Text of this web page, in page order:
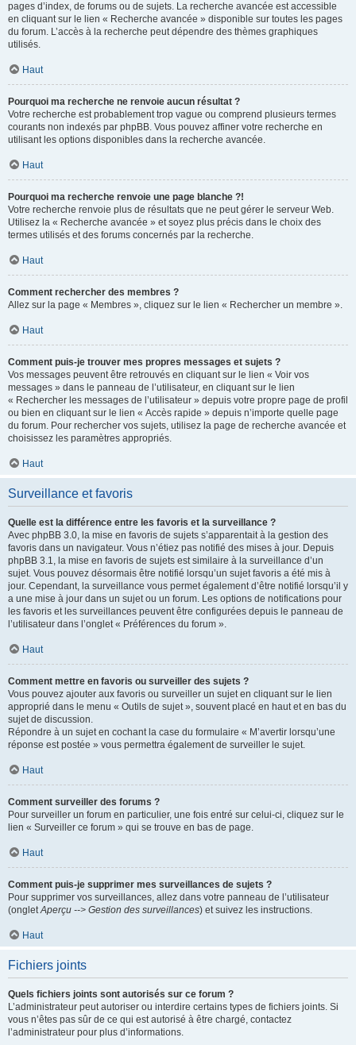
pages d’index, de forums ou de sujets. La recherche avancée est accessible
en cliquant sur le lien « Recherche avancée » disponible sur toutes les pages
du forum. L’accès à la recherche peut dépendre des thèmes graphiques
utilisés.
Haut
Pourquoi ma recherche ne renvoie aucun résultat ?
Votre recherche est probablement trop vague ou comprend plusieurs termes
courants non indexés par phpBB. Vous pouvez affiner votre recherche en
utilisant les options disponibles dans la recherche avancée.
Haut
Pourquoi ma recherche renvoie une page blanche ?!
Votre recherche renvoie plus de résultats que ne peut gérer le serveur Web.
Utilisez la « Recherche avancée » et soyez plus précis dans le choix des
termes utilisés et des forums concernés par la recherche.
Haut
Comment rechercher des membres ?
Allez sur la page « Membres », cliquez sur le lien « Rechercher un membre ».
Haut
Comment puis-je trouver mes propres messages et sujets ?
Vos messages peuvent être retrouvés en cliquant sur le lien « Voir vos
messages » dans le panneau de l’utilisateur, en cliquant sur le lien
« Rechercher les messages de l’utilisateur » depuis votre propre page de profil
ou bien en cliquant sur le lien « Accès rapide » depuis n’importe quelle page
du forum. Pour rechercher vos sujets, utilisez la page de recherche avancée et
choisissez les paramètres appropriés.
Haut
Surveillance et favoris
Quelle est la différence entre les favoris et la surveillance ?
Avec phpBB 3.0, la mise en favoris de sujets s’apparentait à la gestion des
favoris dans un navigateur. Vous n’étiez pas notifié des mises à jour. Depuis
phpBB 3.1, la mise en favoris de sujets est similaire à la surveillance d’un
sujet. Vous pouvez désormais être notifié lorsqu’un sujet favoris a été mis à
jour. Cependant, la surveillance vous permet également d’être notifié lorsqu’il y
a une mise à jour dans un sujet ou un forum. Les options de notifications pour
les favoris et les surveillances peuvent être configurées depuis le panneau de
l’utilisateur dans l’onglet « Préférences du forum ».
Haut
Comment mettre en favoris ou surveiller des sujets ?
Vous pouvez ajouter aux favoris ou surveiller un sujet en cliquant sur le lien
approprié dans le menu « Outils de sujet », souvent placé en haut et en bas du
sujet de discussion.
Répondre à un sujet en cochant la case du formulaire « M’avertir lorsqu’une
réponse est postée » vous permettra également de surveiller le sujet.
Haut
Comment surveiller des forums ?
Pour surveiller un forum en particulier, une fois entré sur celui-ci, cliquez sur le
lien « Surveiller ce forum » qui se trouve en bas de page.
Haut
Comment puis-je supprimer mes surveillances de sujets ?
Pour supprimer vos surveillances, allez dans votre panneau de l’utilisateur
(ongletAperçu --> Gestion des surveillances) et suivez les instructions.
Haut
Fichiers joints
Quels fichiers joints sont autorisés sur ce forum ?
L’administrateur peut autoriser ou interdire certains types de fichiers joints. Si
vous n’êtes pas sûr de ce qui est autorisé à être chargé, contactez
l’administrateur pour plus d’informations.